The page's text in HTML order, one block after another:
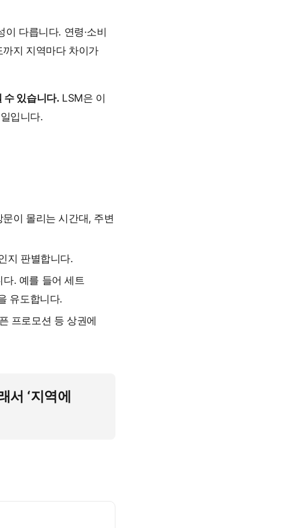
다릅니다. 연령·소비
까지 지역마다 차이가
수 있습니다. LSM은 이
입니다.
이 몰리는 시간대, 주변
지 판별합니다.
. 예를 들어 세트
유도합니다.
프로모션 등 상권에
‘지역에